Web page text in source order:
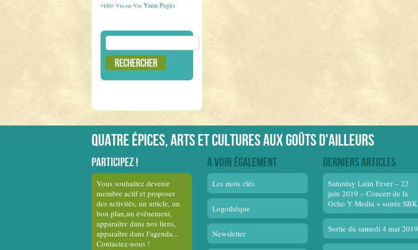
vidéo Vin sur Vin Yann Pagès
Rechercher :
Quatre épices, arts et cultures aux goûts d'ailleurs
Participez !
Vous souhaitez devenir
membre actif et proposer
des activités, un article, un
bon plan,un événement,
apparaître dans nos liens,
apparaître dans l'agenda...
Contactez-nous !
A voir également
Les mots clés
Logothèque
Newsletter
Derniers articles
Saturday Latin Fever – 22
juin 2019 – Concert de la
Ocho Y Media + soirée SBK
Sortie du samedi 4 mai 2019